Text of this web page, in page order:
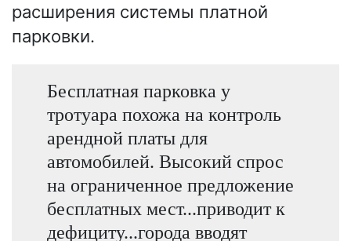
расширения системы платной
парковки.
Бесплатная парковка у
тротуара похожа на контроль
арендной платы для
автомобилей. Высокий спрос
на ограниченное предложение
бесплатных мест...приводит к
дефициту...города вводят